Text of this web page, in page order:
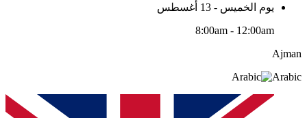
يوم الخميس - 13 أغسطس
8:00am - 12:00am
Ajman
Arabic